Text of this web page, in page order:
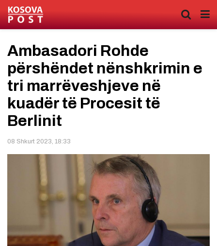
Ambasadori Rohde
përshëndet nënshkrimin e
tri marrëveshjeve në
kuadër të Procesit të
Berlinit
08 Shkurt 2023, 18:33